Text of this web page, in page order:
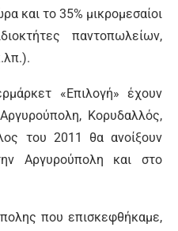
και το 35% μικρομεσαίοι
παντοπωλείων,
«Επιλογή» έχουν
Κορυδαλλός,
του 2011 θα ανοίξουν
Αργυρούπολη και στο
που επισκεφθήκαμε,